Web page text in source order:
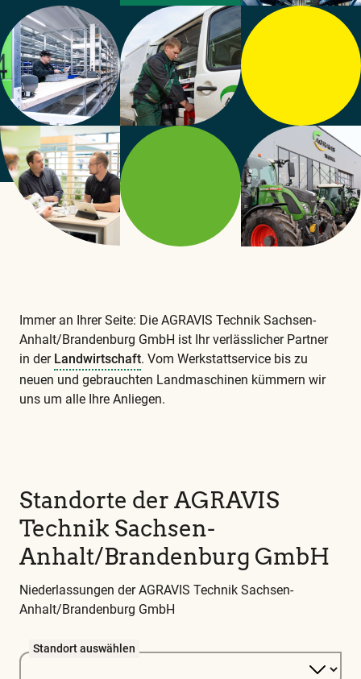
Immer an Ihrer Seite: Die AGRAVIS Technik Sachsen-
Anhalt/Brandenburg GmbH ist Ihr verlässlicher Partner
in der Landwirtschaft. Vom Werkstattservice bis zu
neuen und gebrauchten Landmaschinen kümmern wir
uns um alle Ihre Anliegen.
weiteren
wichtigen
Begriffe
finden
Sie
in
unserem
Standorte der AGRAVIS
Technik Sachsen-
Anhalt/Brandenburg GmbH
Niederlassungen der AGRAVIS Technik Sachsen-
Anhalt/Brandenburg GmbH
Standort auswählen